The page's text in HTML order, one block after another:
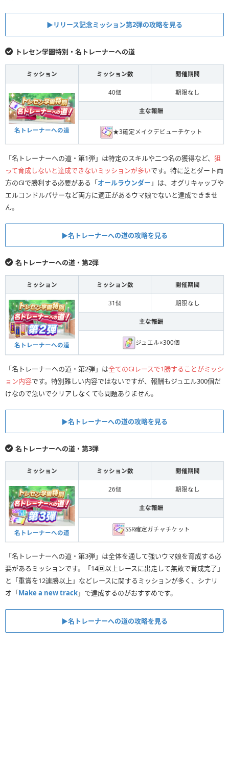
▶︎リリース記念ミッション第2弾の攻略を見る
トレセン学園特別・名トレーナーへの道
ミッション ミッション数 開催期間
名トレーナーへの道
40個 期限なし
主な報酬
★3確定メイクデビューチケット
「名トレーナーへの道・第1弾」は特定のスキルや二つ名の獲得など、 狙
って育成しないと達成できないミッションが多いです。特に芝とダート両
方のGⅠで勝利する必要がある「オールラウンダー 」は、オグリキャップや
エルコンドルパサーなど両方に適正があるウマ娘でないと達成できませ
ん。
▶︎名トレーナーへの道の攻略を見る
名トレーナーへの道・第2弾
ミッション ミッション数 開催期間
名トレーナーへの道
31個 期限なし
主な報酬
ジュエル×300個
「名トレーナーへの道・第2弾」は全てのGⅠレースで1勝することがミッシ
ョン内容です。特別難しい内容ではないですが、報酬もジュエル300個だ
けなので急いでクリアしなくても問題ありません。
▶︎名トレーナーへの道の攻略を見る
名トレーナーへの道・第3弾
ミッション ミッション数 開催期間
名トレーナーへの道
26個 期限なし
主な報酬
SSR確定ガチャチケット
「名トレーナーへの道・第3弾」は全体を通して強いウマ娘を育成する必
要があるミッションです。「14回以上レースに出走して無敗で育成完了」
と「重賞を12連勝以上」などレースに関するミッションが多く、シナリ
オ「Make a new track」で達成するのがおすすめです。
▶︎名トレーナーへの道の攻略を見る